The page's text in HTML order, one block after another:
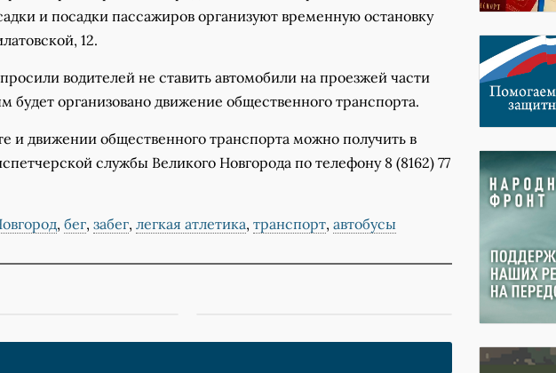
и посадки пассажиров организуют временную остановку
12.
водителей не ставить автомобили на проезжей части
будет организовано движение общественного транспорта.
и движении общественного транспорта можно получить в
службы Великого Новгорода по телефону 8 (8162) 77
, бег, забег, легкая атлетика, транспорт, автобусы